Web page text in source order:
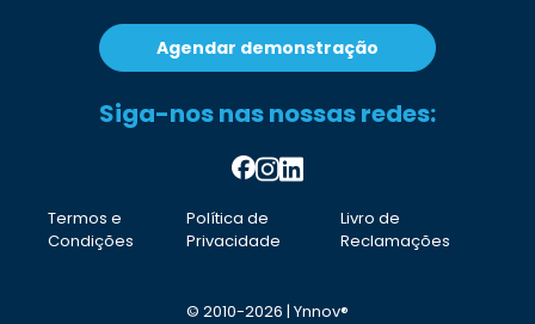
Agendar demonstração
Siga-nos nas nossas redes:
Termos e
Condições
Política de
Privacidade
Livro de
Reclamações
© 2010-2026 | Ynnov®